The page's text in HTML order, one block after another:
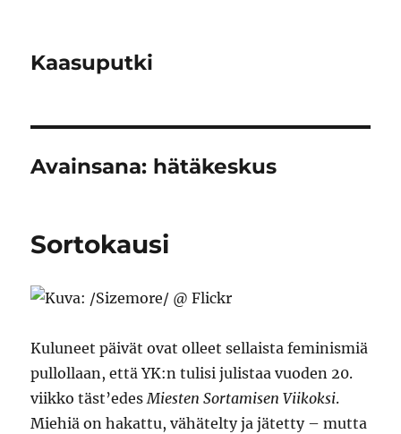
Kaasuputki
Avainsana: hätäkeskus
Sortokausi
Kuluneet päivät ovat olleet sellaista feminismiä
pullollaan, että YK:n tulisi julistaa vuoden 20.
viikko täst’edesMiesten Sortamisen Viikoksi.
Miehiä on hakattu, vähätelty ja jätetty – mutta